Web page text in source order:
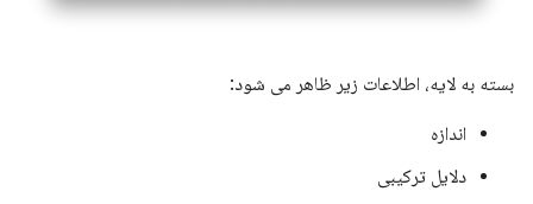
بسته به لایه، اطلاعات زیر ظاهر می شود:
اندازه
دلایل ترکیبی